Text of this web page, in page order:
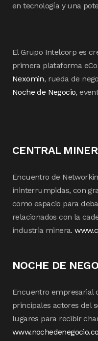
en tecnología y una
El Grupo Intelcorp es
primera plataforma
Nexomin, rueda de
Noche de Negocio,
CENTRAL
Encuentro de
ininterrumpidas, con
como espacio para
relacionados con la
industria minera.
NOCHE DE
Encuentro empresarial
principales actores del
lugares para recibir